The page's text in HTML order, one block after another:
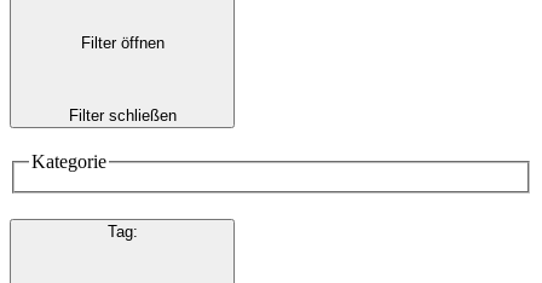
Filter öffnen
Filter schließen
Kategorie
Tag: